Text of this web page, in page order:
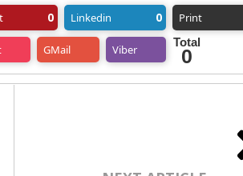
0 Linkedin 0 Print
GMail Viber
Total
0